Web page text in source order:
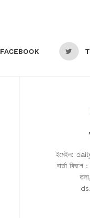
FACEBOOK
ইমেইল:
বার্তা বিভাগ